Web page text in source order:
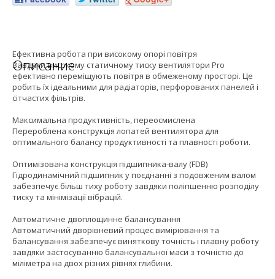
Описание
Ефективна робота при високому опорі повітря
Завдяки високому статичному тиску вентилятори Pro
ефективно переміщують повітря в обмеженому просторі. Це
робить їх ідеальними для радіаторів, перфорованих панелей і
сітчастих фільтрів.
Максимальна продуктивність, переосмислена
Перероблена конструкція лопатей вентилятора для
оптимального балансу продуктивності та плавності роботи.
Оптимізована конструкція підшипника-валу (FDB)
Гідродинамічний підшипник у поєднанні з подовженим валом
забезпечує більш тиху роботу завдяки поліпшенню розподілу
тиску та мінімізації вібрацій.
Автоматичне двоплощинне балансування
Автоматичний дворівневий процес вимірювання та
балансування забезпечує виняткову точність і плавну роботу
завдяки застосуванню балансувальної маси з точністю до
міліметра на двох різних рівнях глибини.